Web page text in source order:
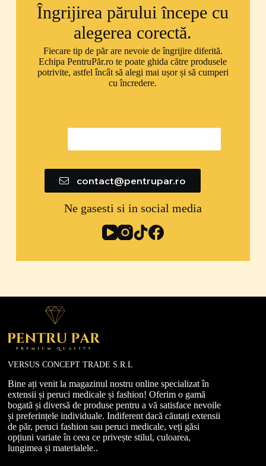
Îngrijirea părului începe cu
alegerea corectă.
Fiecare tip de păr are nevoie de îngrijire diferită.
Echipa PentruPăr.ro te poate ghida către produsele
potrivite, astfel încât să alegi mai ușor și să cumperi
cu încredere.
contact@pentrupar.ro
Ne gasesti si in social media
VERSUS CONCEPT TRADE S.R.L
Bine ați venit la magazinul nostru online specializat în
extensii și peruci medicale și fashion! Oferim o gamă
bogată și diversă de produse pentru a vă satisface nevoile
și preferințele individuale. Indiferent dacă căutați extensii
de păr, peruci fashion sau peruci medicale, veți găsi
opțiuni variate în ceea ce privește stilul, culoarea,
lungimea și materialele..